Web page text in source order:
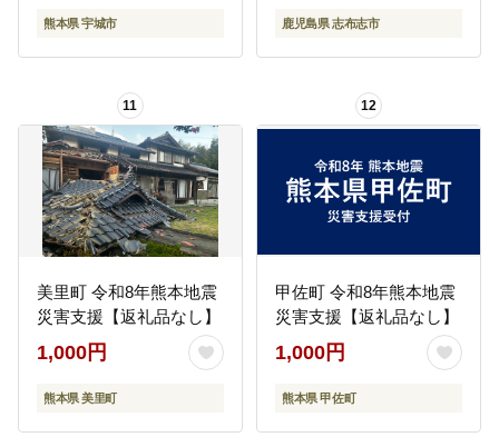
熊本県 宇城市
凍 うな重 ひつまぶし タ
b0-219-yy
鹿児島県 志布志市
11
美里町 令和8年熊本地震
災害支援【返礼品なし】
1,000円
熊本県 美里町
12
甲佐町 令和8年熊本地震
災害支援【返礼品なし】
1,000円
熊本県 甲佐町